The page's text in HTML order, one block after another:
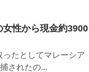
性から現金約3900
たとしてマレーシア
されたの...